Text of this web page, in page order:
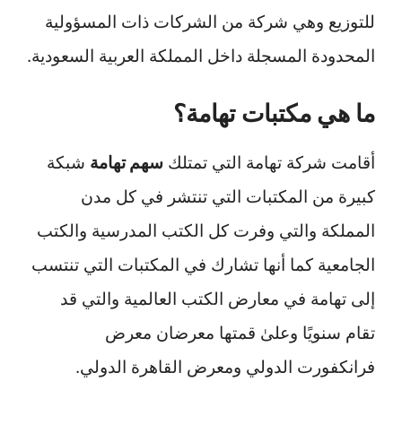
للتوزيع وهي شركة من الشركات ذات المسؤولية
المحدودة المسجلة داخل المملكة العربية السعودية.
ما هي مكتبات تهامة؟
أقامت شركة تهامة التي تمتلك سهم تهامة شبكة
كبيرة من المكتبات التي تنتشر في كل مدن
المملكة والتي وفرت كل الكتب المدرسية والكتب
الجامعية كما أنها تشارك في المكتبات التي تنتسب
إلى تهامة في معارض الكتب العالمية والتي قد
تقام سنويًا وعلىٰ قمتها معرضان معرض
فرانكفورت الدولي ومعرض القاهرة الدولي.